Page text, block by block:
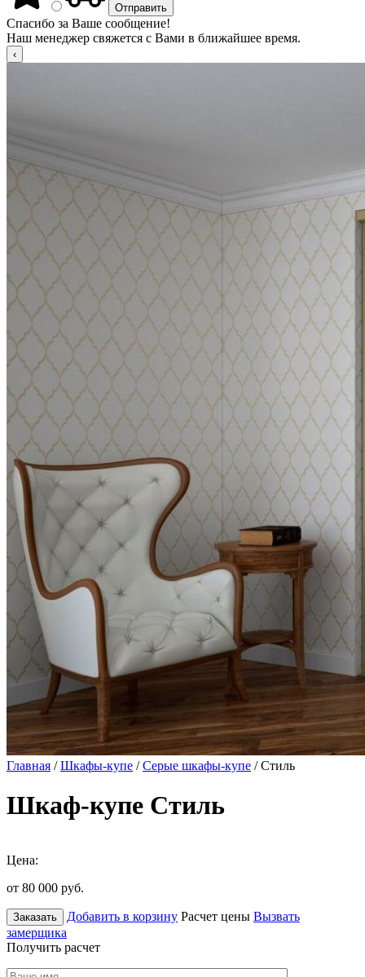
Спасибо за Ваше сообщение!
Наш менеджер свяжется с Вами в ближайшее время.
Главная /Шкафы-купе /Серые шкафы-купе / Стиль
Шкаф-купе Стиль
Цена:
от 80 000 руб.
Заказать Добавить в корзину Расчет цены Вызвать
замерщика
Получить расчет